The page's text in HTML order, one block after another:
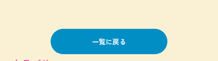
一覧に戻る